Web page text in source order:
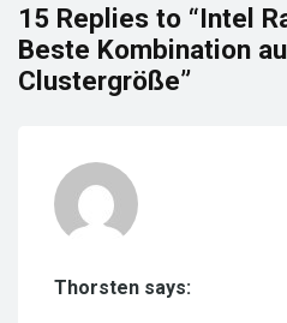
15 Replies to “Intel
Beste Kombination
Clustergröße”
Thorsten says: